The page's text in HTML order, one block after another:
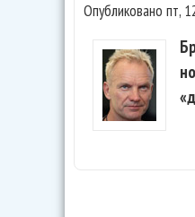
Опубликовано пт,